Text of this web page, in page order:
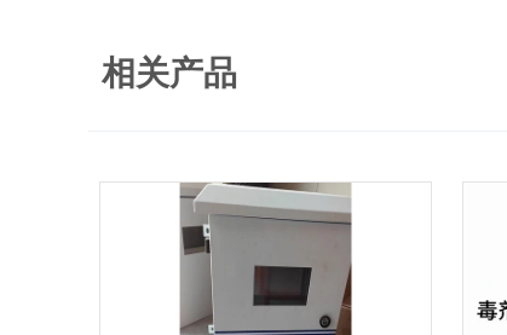
相关产品